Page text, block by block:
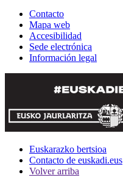
Contacto
Mapa web
Accesibilidad
Sede electrónica
Información legal
Euskarazko bertsioa
Contacto de euskadi.eus
Volver arriba